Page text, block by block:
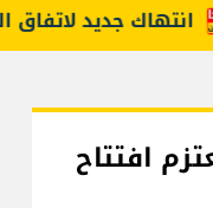
جديد لاتفاق
افتتاح